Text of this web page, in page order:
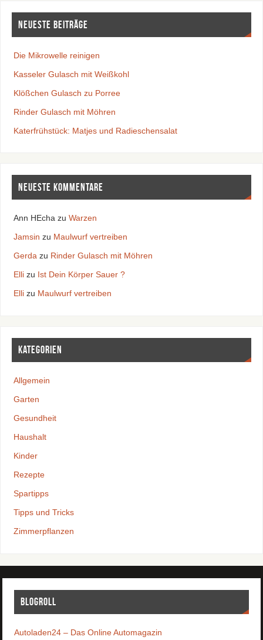
Neueste Beiträge
Die Mikrowelle reinigen
Kasseler Gulasch mit Weißkohl
Klößchen Gulasch zu Porree
Rinder Gulasch mit Möhren
Katerfrühstück: Matjes und Radieschensalat
Neueste Kommentare
Ann HEcha zu Warzen
Jamsin zu Maulwurf vertreiben
Gerda zu Rinder Gulasch mit Möhren
Ellizu Ist Dein Körper Sauer ?
Ellizu Maulwurf vertreiben
Kategorien
Allgemein
Garten
Gesundheit
Haushalt
Kinder
Rezepte
Spartipps
Tipps und Tricks
Zimmerpflanzen
Blogroll
Autoladen24 – Das Online Automagazin